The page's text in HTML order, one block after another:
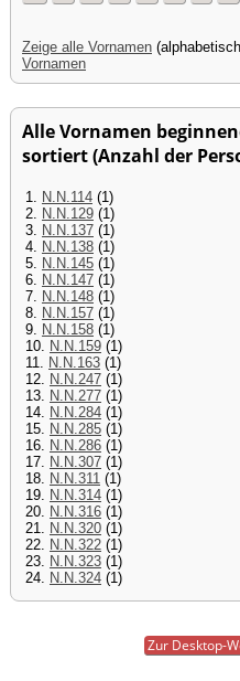
Zeige alle Vornamen
Vornamen
Alle Vornamen
sortiert (Anzahl der
1. N.N.114 (1)
2. N.N.129 (1)
3. N.N.137 (1)
4. N.N.138 (1)
5. N.N.145 (1)
6. N.N.147 (1)
7. N.N.148 (1)
8. N.N.157 (1)
9. N.N.158 (1)
10. N.N.159 (1)
11. N.N.163 (1)
12. N.N.247 (1)
13. N.N.277 (1)
14. N.N.284 (1)
15. N.N.285 (1)
16. N.N.286 (1)
17. N.N.307 (1)
18. N.N.311 (1)
19. N.N.314 (1)
20. N.N.316 (1)
21. N.N.320 (1)
22. N.N.322 (1)
23. N.N.323 (1)
24. N.N.324 (1)
Zur Desktop-